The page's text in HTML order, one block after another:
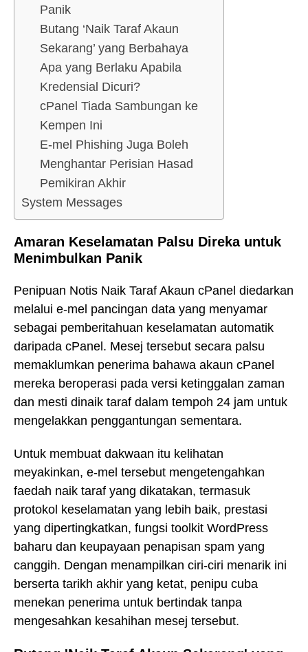
Panik
Butang ‘Naik Taraf Akaun
Sekarang’ yang Berbahaya
Apa yang Berlaku Apabila
Kredensial Dicuri?
cPanel Tiada Sambungan ke
Kempen Ini
E-mel Phishing Juga Boleh
Menghantar Perisian Hasad
Pemikiran Akhir
System Messages
Amaran Keselamatan Palsu Direka untuk
Menimbulkan Panik
Penipuan Notis Naik Taraf Akaun cPanel diedarkan
melalui e-mel pancingan data yang menyamar
sebagai pemberitahuan keselamatan automatik
daripada cPanel. Mesej tersebut secara palsu
memaklumkan penerima bahawa akaun cPanel
mereka beroperasi pada versi ketinggalan zaman
dan mesti dinaik taraf dalam tempoh 24 jam untuk
mengelakkan penggantungan sementara.
Untuk membuat dakwaan itu kelihatan
meyakinkan, e-mel tersebut mengetengahkan
faedah naik taraf yang dikatakan, termasuk
protokol keselamatan yang lebih baik, prestasi
yang dipertingkatkan, fungsi toolkit WordPress
baharu dan keupayaan penapisan spam yang
canggih. Dengan menampilkan ciri-ciri menarik ini
berserta tarikh akhir yang ketat, penipu cuba
menekan penerima untuk bertindak tanpa
mengesahkan kesahihan mesej tersebut.